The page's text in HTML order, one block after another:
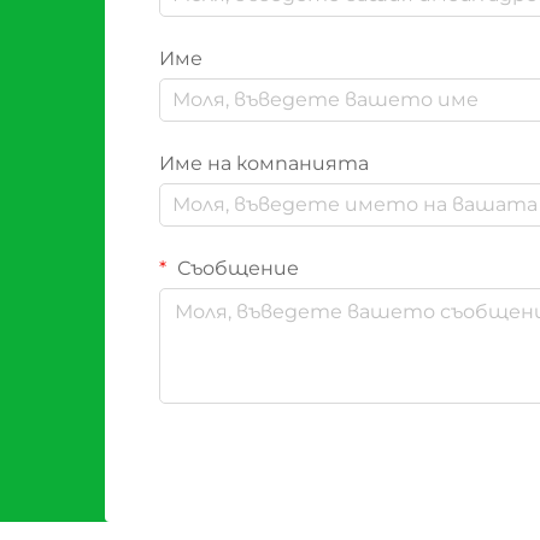
Име
Име на компанията
Съобщение